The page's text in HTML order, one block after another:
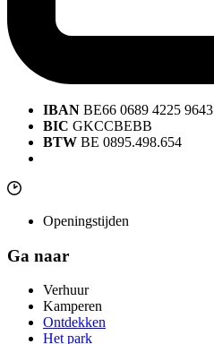
IBAN BE66 0689 4225 9643
BIC GKCCBEBB
BTW BE 0895.498.654
Openingstijden
Ga naar
Verhuur
Kamperen
Ontdekken
Het park